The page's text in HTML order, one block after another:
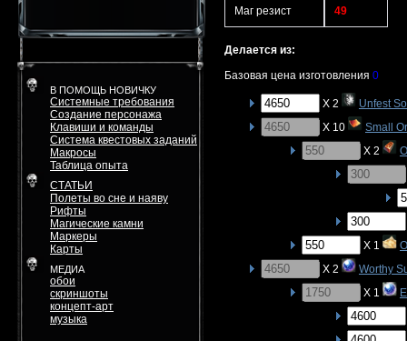
В ПОМОЩЬ НОВИЧКУ
Системные требования
Создание персонажа
Клавиши и команды
Система квестовых заданий
Макросы
Таблица опыта
СТАТЬИ
Полеты во сне и наяву
Рифты
Магические камни
Маркеры
Карты
МЕДИА
обои
скриншоты
концепт-арт
музыка
Маг резист 49
Делается из:
Базовая цена изготовления 0
X 2
Unfest
X 10
Small
X 2
X 1
X 2
Worthy
X 1